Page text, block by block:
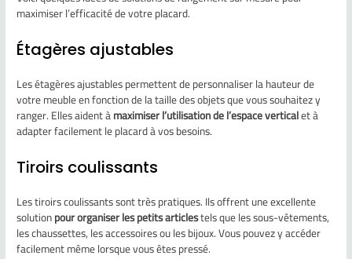
maximiser l’efficacité de votre placard.
Étagères ajustables
Les étagères ajustables permettent de personnaliser la hauteur de
votre meuble en fonction de la taille des objets que vous souhaitez y
ranger. Elles aident àmaximiser l’utilisation de l’espace verticalet à
adapter facilement le placard à vos besoins.
Tiroirs coulissants
Les tiroirs coulissants sont très pratiques. Ils offrent une excellente
solutionpour organiser les petits articlestels que les sous-vêtements,
les chaussettes, les accessoires ou les bijoux. Vous pouvez y accéder
facilement même lorsque vous êtes pressé.